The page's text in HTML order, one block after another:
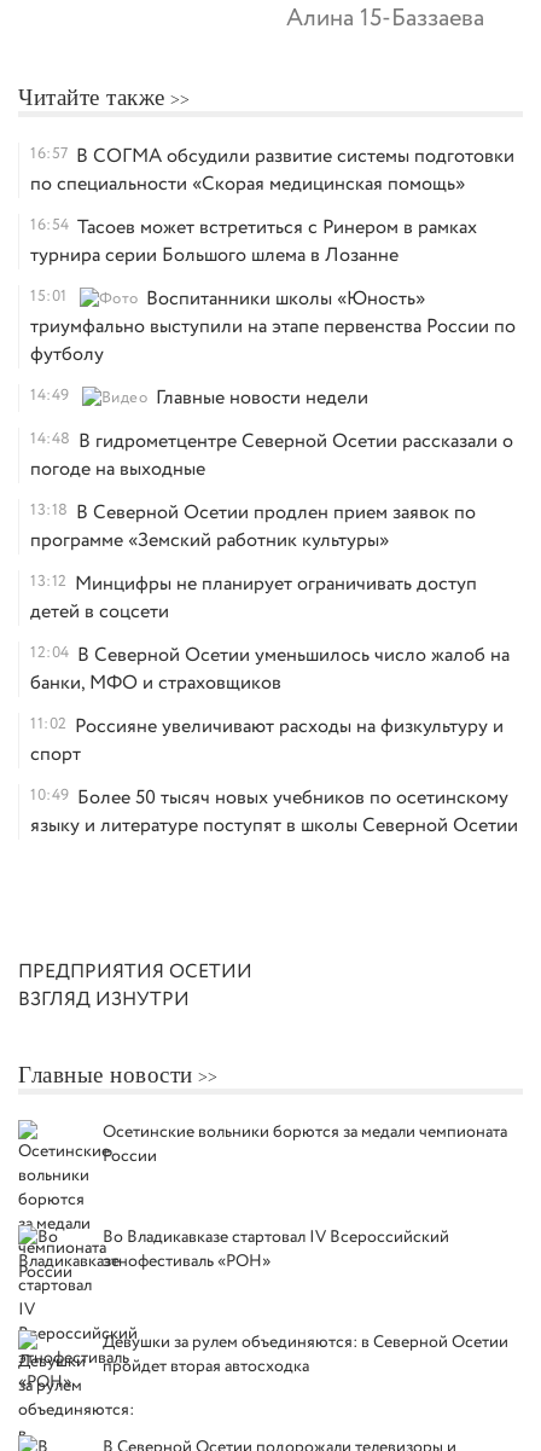
Алина 15-Баззаева
Читайте также
16:57 В СОГМА обсудили развитие системы подготовки
по специальности «Скорая медицинская помощь»
16:54 Тасоев может встретиться с Ринером в рамках
турнира серии Большого шлема в Лозанне
15:01
Воспитанники школы «Юность»
триумфально выступили на этапе первенства России по
футболу
14:49 Главные новости недели
14:48 В гидрометцентре Северной Осетии рассказали о
погоде на выходные
13:18 В Северной Осетии продлен прием заявок по
программе «Земский работник культуры»
13:12 Минцифры не планирует ограничивать доступ
детей в соцсети
12:04 В Северной Осетии уменьшилось число жалоб на
банки, МФО и страховщиков
11:02 Россияне увеличивают расходы на физкультуру и
спорт
10:49 Более 50 тысяч новых учебников по осетинскому
языку и литературе поступят в школы Северной Осетии
ПРЕДПРИЯТИЯ ОСЕТИИ
ВЗГЛЯД ИЗНУТРИ
Главные новости
Осетинские вольники борются за медали чемпионата
России
Во Владикавказе стартовал IV Всероссийский
этнофестиваль «РОН»
Девушки за рулем объединяются: в Северной Осетии
пройдет вторая автосходка